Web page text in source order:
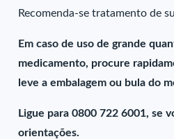
Recomenda-se tratamento de
Em caso de uso de grande
medicamento, procure
leve a embalagem ou bula do
Ligue para 0800 722 6001, se
orientações.